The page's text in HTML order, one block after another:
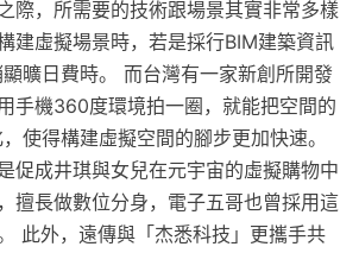
際，所需要的技術跟場景其實非常多樣
建虛擬場景時，若是採行BIM建築資訊
曠日費時。 而台灣有一家新創所開發
手機360度環境拍一圈，就能把空間的
使得構建虛擬空間的腳步更加快速。
促成井琪與女兒在元宇宙的虛擬購物中
擅長做數位分身，電子五哥也曾採用這
此外，遠傳與「杰悉科技」更攜手共